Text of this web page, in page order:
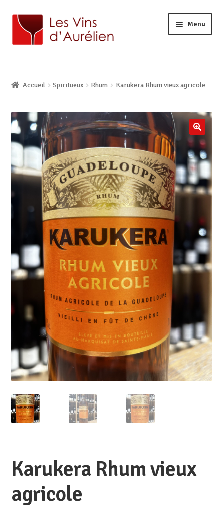
Menu
le
enfant
BOUTIQUE EN LIGNE
menu
enfant
CONTACT
Accueil Spiritueux Rhum Karukera Rhum vieux agricole
🔍
Karukera Rhum vieux
agricole